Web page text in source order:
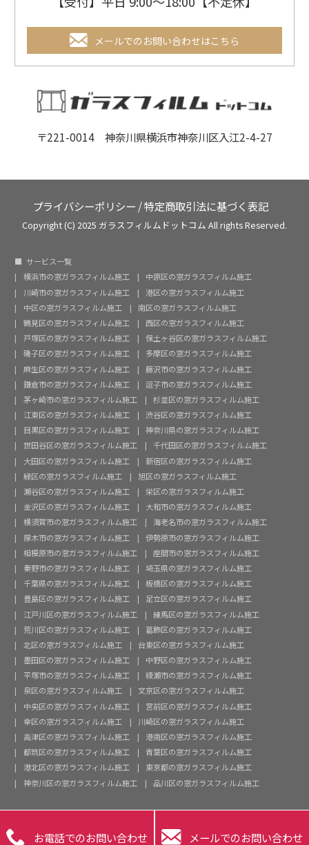
メールでのお問い合わせはこちら
〒221-0014 神奈川県横浜市神奈川区入江2-4-27
プライバシーポリシー /特定商取引法に基づく表記
Copyright (C) 2025 ガラスフィルムドットコム All rights Reserved.
サービス一覧
横浜市の窓ガラスフィルム施工
中原区の窓ガラスフィルム施工
川崎市の窓ガラスフィルム施工
港区の窓ガラスフィルム施工
中区の窓ガラスフィルム施工
南区の窓ガラスフィルム施工
鶴見区の窓ガラスフィルム施工
西区の窓ガラスフィルム施工
戸塚区の窓ガラスフィルム施工
保土ヶ谷区の窓ガラスフィルム施工
磯子区の窓ガラスフィルム施工
多摩区の窓ガラスフィルム施工
麻生区の窓ガラスフィルム施工
藤沢市の窓ガラスフィルム施工
鎌倉市の窓ガラスフィルム施工
逗子市の窓ガラスフィルム施工
茅ヶ崎市の窓ガラスフィルム施工
杉並区の窓ガラスフィルム施工
江東区の窓ガラスフィルム施工
渋谷区の窓ガラスフィルム施工
目黒区の窓ガラスフィルム施工
神奈川県の窓ガラスフィルム施工
世田谷区の窓ガラスフィルム施工
千代田区の窓ガラスフィルム施工
大田区の窓ガラスフィルム施工
新宿区の窓ガラスフィルム施工
緑区の窓ガラスフィルム施工
旭区の窓ガラスフィルム施工
瀬谷区の窓ガラスフィルム施工
栄区の窓ガラスフィルム施工
金沢区の窓ガラスフィルム施工
大和市の窓ガラスフィルム施工
横須賀市の窓ガラスフィルム施工
海老名市の窓ガラスフィルム施工
厚木市の窓ガラスフィルム施工
伊勢原市の窓ガラスフィルム施工
相模原市の窓ガラスフィルム施工
座間市の窓ガラスフィルム施工
秦野市の窓ガラスフィルム施工
埼玉県の窓ガラスフィルム施工
千葉県の窓ガラスフィルム施工
板橋区の窓ガラスフィルム施工
豊島区の窓ガラスフィルム施工
足立区の窓ガラスフィルム施工
江戸川区の窓ガラスフィルム施工
練馬区の窓ガラスフィルム施工
荒川区の窓ガラスフィルム施工
葛飾区の窓ガラスフィルム施工
北区の窓ガラスフィルム施工
台東区の窓ガラスフィルム施工
墨田区の窓ガラスフィルム施工
中野区の窓ガラスフィルム施工
平塚市の窓ガラスフィルム施工
綾瀬市の窓ガラスフィルム施工
泉区の窓ガラスフィルム施工
文京区の窓ガラスフィルム施工
中央区の窓ガラスフィルム施工
宮前区の窓ガラスフィルム施工
幸区の窓ガラスフィルム施工
川崎区の窓ガラスフィルム施工
高津区の窓ガラスフィルム施工
港南区の窓ガラスフィルム施工
都筑区の窓ガラスフィルム施工
青葉区の窓ガラスフィルム施工
港北区の窓ガラスフィルム施工
東京都の窓ガラスフィルム施工
神奈川区の窓ガラスフィルム施工
品川区の窓ガラスフィルム施工
 お電話でのお問い合わせ  メールでのお問い合わせ